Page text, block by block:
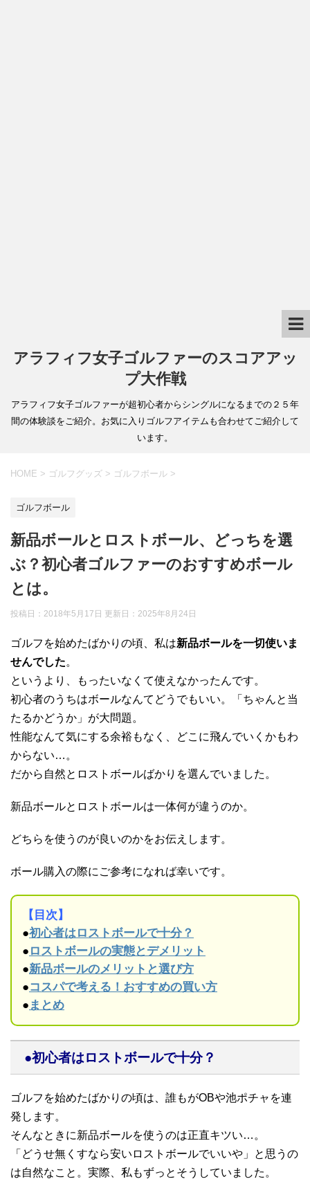
アラフィフ女子ゴルファーのスコアアッ
プ大作戦
アラフィフ女子ゴルファーが超初心者からシングルになるまでの２５年
間の体験談をご紹介。お気に入りゴルフアイテムも合わせてご紹介して
います。
HOME > ゴルフグッズ > ゴルフボール >
ゴルフボール
新品ボールとロストボール、どっちを選
ぶ？初心者ゴルファーのおすすめボール
とは。
投稿日：2018年5月17日 更新日： 2025年8月24日
ゴルフを始めたばかりの頃、私は新品ボールを一切使いま
せんでした。
というより、もったいなくて使えなかったんです。
初心者のうちはボールなんてどうでもいい。「ちゃんと当
たるかどうか」が大問題。
性能なんて気にする余裕もなく、どこに飛んでいくかもわ
からない…。
だから自然とロストボールばかりを選んでいました。
新品ボールとロストボールは一体何が違うのか。
どちらを使うのが良いのかをお伝えします。
ボール購入の際にご参考になれば幸いです。
【目次】
●初心者はロストボールで十分？
● ロストボールの実態とデメリット
●新品ボールのメリットと選び方
●コスパで考える！おすすめの買い方
● まとめ
●初心者はロストボールで十分？
ゴルフを始めたばかりの頃は、誰もがOBや池ポチャを連
発します。
そんなときに新品ボールを使うのは正直キツい…。
「どうせ無くすなら安いロストボールでいいや」と思うの
は自然なこと。実際、私もずっとそうしていました。